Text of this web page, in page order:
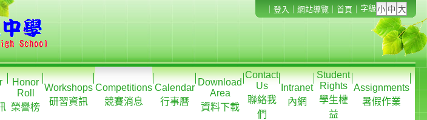
登入 網站導覽 首頁 字級
Honor
Roll
榮譽榜
Workshops
研習資訊
Competitions
競賽消息
Calendar
行事曆
Download
Area
資料下載
Contact
Us
聯絡我
們
Intranet
內網
Student
Rights
學生權
益
Assignments
暑假作業